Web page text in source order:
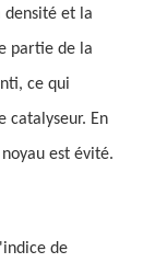
densité et la
partie de la
ce qui
catalyseur. En
est évité.
de